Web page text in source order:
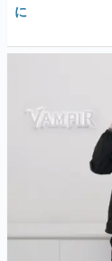
に